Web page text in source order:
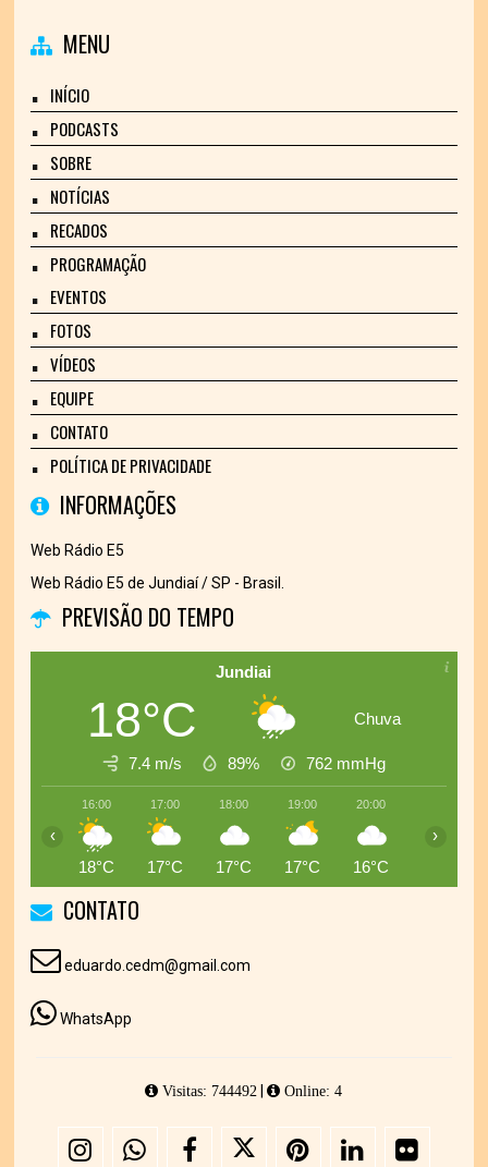
MENU
INÍCIO
PODCASTS
SOBRE
NOTÍCIAS
RECADOS
PROGRAMAÇÃO
EVENTOS
FOTOS
VÍDEOS
EQUIPE
CONTATO
POLÍTICA DE PRIVACIDADE
INFORMAÇÕES
Web Rádio E5
Web Rádio E5 de Jundiaí / SP - Brasil.
PREVISÃO DO TEMPO
Jundiai
18°C Chuva
7.4 m/s 89% 762 mmHg
16:00
18°C
17:00
17°C
18:00
17°C
19:00
17°C
20:00
16°C
‹ ›
CONTATO
eduardo.cedm@gmail.com
WhatsApp
Visitas: 744492 | Online: 4